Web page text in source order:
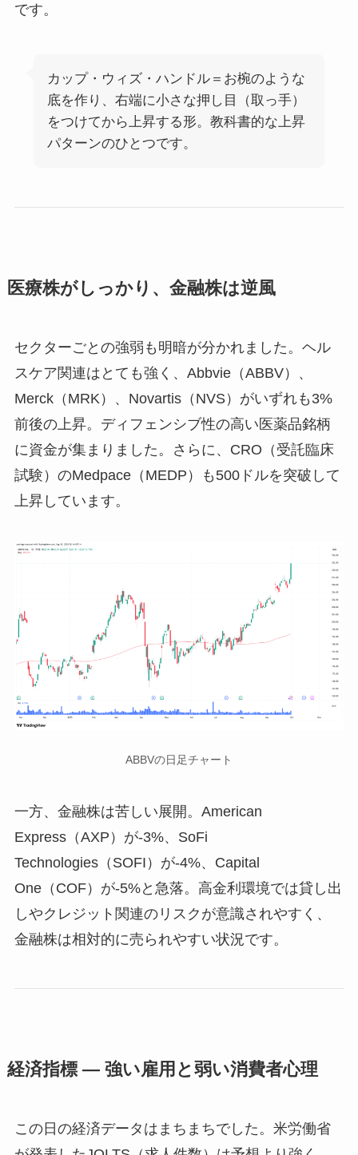
です。
カップ・ウィズ・ハンドル＝お椀のような
底を作り、右端に小さな押し目（取っ手）
をつけてから上昇する形。教科書的な上昇
パターンのひとつです。
医療株がしっかり、金融株は逆風
セクターごとの強弱も明暗が分かれました。ヘル
スケア関連はとても強く、Abbvie（ABBV）、
Merck（MRK）、Novartis（NVS）がいずれも3%
前後の上昇。ディフェンシブ性の高い医薬品銘柄
に資金が集まりました。さらに、CRO（受託臨床
試験）のMedpace（MEDP）も500ドルを突破して
上昇しています。
ABBVの日足チャート
一方、金融株は苦しい展開。American
Express（AXP）が-3%、SoFi
Technologies（SOFI）が-4%、Capital
One（COF）が-5%と急落。高金利環境では貸し出
しやクレジット関連のリスクが意識されやすく、
金融株は相対的に売られやすい状況です。
経済指標 ― 強い雇用と弱い消費者心理
この日の経済データはまちまちでした。米労働省